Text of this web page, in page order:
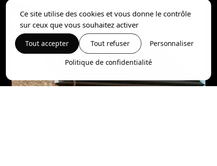
Ce site utilise des cookies et vous donne le contrôle
sur ceux que vous souhaitez activer
Tout accepter Tout refuser Personnaliser
Politique de confidentialité